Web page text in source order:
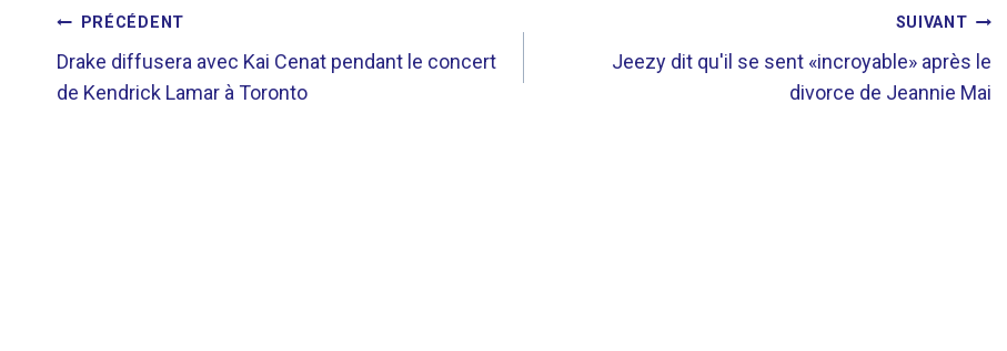
NAVIGATION
DE
PRÉCÉDENT
Drake diffusera avec Kai Cenat pendant le concert
de Kendrick Lamar à Toronto
SUIVANT
Jeezy dit qu'il se sent «incroyable» après le
divorce de Jeannie Mai